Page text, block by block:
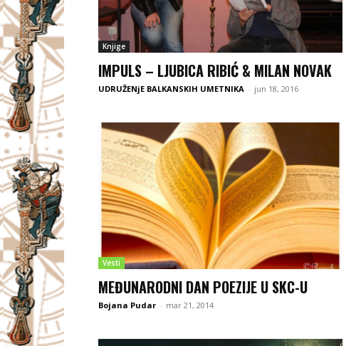
Knjige
IMPULS – LJUBICA RIBIĆ & MILAN NOVAK
UDRUŽENjE BALKANSKIH UMETNIKA - jun 18, 2016
Vesti
MEĐUNARODNI DAN POEZIJE U SKC-U
Bojana Pudar - mar 21, 2014